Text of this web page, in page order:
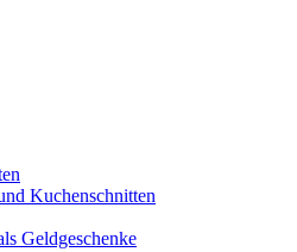
Kuchenschnitten
Geldgeschenke